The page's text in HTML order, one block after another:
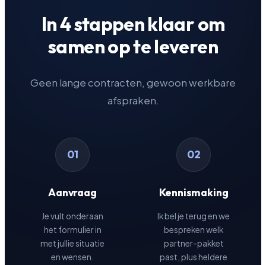
In 4 stappen klaar om
samen op te leveren
Geen lange contracten, gewoon werkbare
afspraken.
01
Aanvraag
Je vult onderaan
het formulier in
met jullie situatie
en wensen.
02
Kennismaking
Ik bel je terug en we
bespreken welk
partner-pakket
past, plus heldere